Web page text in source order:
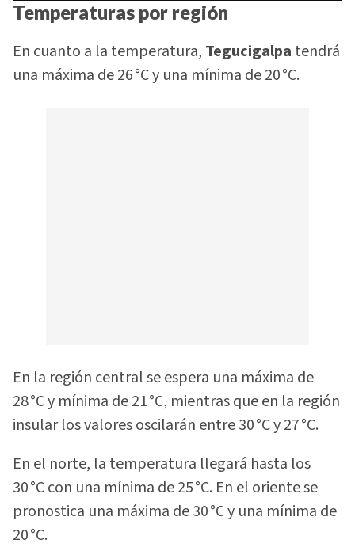
Temperaturas por región
En cuanto a la temperatura, Tegucigalpa tendrá
una máxima de 26 °C y una mínima de 20 °C.
En la región central se espera una máxima de
28 °C y mínima de 21 °C, mientras que en la región
insular los valores oscilarán entre 30 °C y 27 °C.
En el norte, la temperatura llegará hasta los
30 °C con una mínima de 25 °C. En el oriente se
pronostica una máxima de 30 °C y una mínima de
20 °C.